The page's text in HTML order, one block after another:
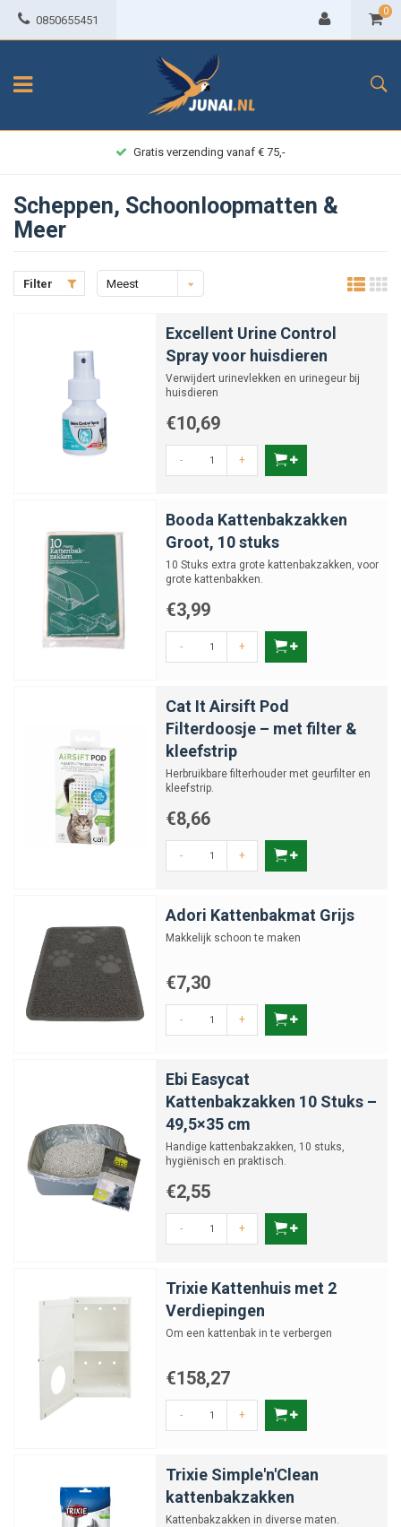
0850655451
0
Achteraf betalen
Scheppen, Schoonloopmatten &
Meer
Filter
Meest
Excellent Urine Control
Spray voor huisdieren
Verwijdert urinevlekken en urinegeur bij
huisdieren
€10,69
- +
Booda Kattenbakzakken
Groot, 10 stuks
10 Stuks extra grote kattenbakzakken, voor
grote kattenbakken.
€3,99
- +
Cat It Airsift Pod
Filterdoosje – met filter &
kleefstrip
Herbruikbare filterhouder met geurfilter en
kleefstrip.
€8,66
- +
Adori Kattenbakmat Grijs
Makkelijk schoon te maken
€7,30
- +
Ebi Easycat
Kattenbakzakken 10 Stuks –
49,5×35 cm
Handige kattenbakzakken, 10 stuks,
hygiënisch en praktisch.
€2,55
- +
Trixie Kattenhuis met 2
Verdiepingen
Om een kattenbak in te verbergen
€158,27
- +
Trixie Simple'n'Clean
kattenbakzakken
Kattenbakzakken in diverse maten.